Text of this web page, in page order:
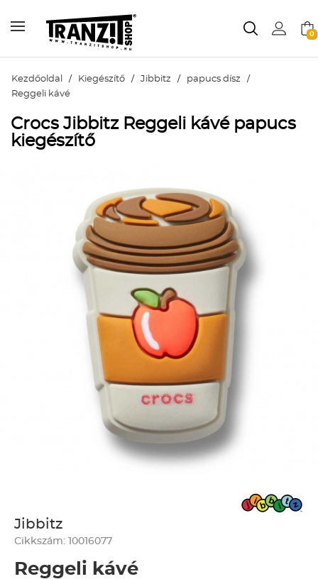
0
Kezdőoldal / Kiegészítő / Jibbitz / papucs dísz /
Reggeli kávé
Crocs Jibbitz Reggeli kávé papucs
kiegészítő
Jibbitz
Cikkszám: 10016077
Reggeli kávé